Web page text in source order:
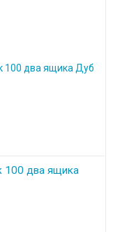
100 два ящика